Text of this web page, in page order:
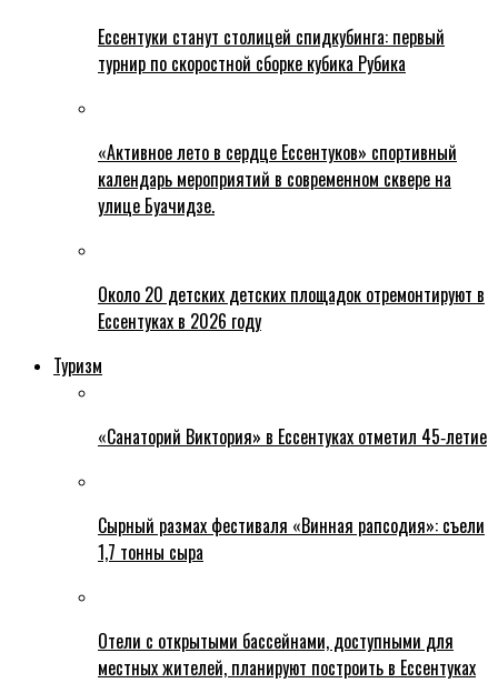
Ессентуки станут столицей спидкубинга: первый
турнир по скоростной сборке кубика Рубика
«Активное лето в сердце Ессентуков» спортивный
календарь мероприятий в современном сквере на
улице Буачидзе.
Около 20 детских детских площадок отремонтируют в
Ессентуках в 2026 году
Туризм
«Санаторий Виктория» в Ессентуках отметил 45‑летие
Сырный размах фестиваля «Винная рапсодия»: съели
1,7 тонны сыра
Отели с открытыми бассейнами, доступными для
местных жителей, планируют построить в Ессентуках